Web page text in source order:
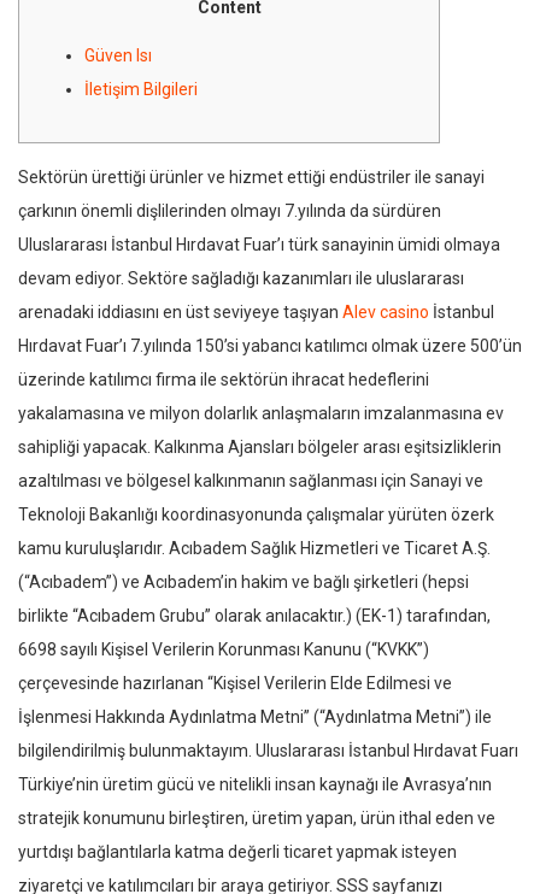
Content
Güven Isı
İletişim Bilgileri
Sektörün ürettiği ürünler ve hizmet ettiği endüstriler ile sanayi
çarkının önemli dişlilerinden olmayı 7.yılında da sürdüren
Uluslararası İstanbul Hırdavat Fuar’ı türk sanayinin ümidi olmaya
devam ediyor. Sektöre sağladığı kazanımları ile uluslararası
arenadaki iddiasını en üst seviyeye taşıyan Alev casino İstanbul
Hırdavat Fuar’ı 7.yılında 150’si yabancı katılımcı olmak üzere 500’ün
üzerinde katılımcı firma ile sektörün ihracat hedeflerini
yakalamasına ve milyon dolarlık anlaşmaların imzalanmasına ev
sahipliği yapacak. Kalkınma Ajansları bölgeler arası eşitsizliklerin
azaltılması ve bölgesel kalkınmanın sağlanması için Sanayi ve
Teknoloji Bakanlığı koordinasyonunda çalışmalar yürüten özerk
kamu kuruluşlarıdır. Acıbadem Sağlık Hizmetleri ve Ticaret A.Ş.
(“Acıbadem”) ve Acıbadem’in hakim ve bağlı şirketleri (hepsi
birlikte “Acıbadem Grubu” olarak anılacaktır.) (EK-1) tarafından,
6698 sayılı Kişisel Verilerin Korunması Kanunu (“KVKK”)
çerçevesinde hazırlanan “Kişisel Verilerin Elde Edilmesi ve
İşlenmesi Hakkında Aydınlatma Metni” (“Aydınlatma Metni”) ile
bilgilendirilmiş bulunmaktayım. Uluslararası İstanbul Hırdavat Fuarı
Türkiye’nin üretim gücü ve nitelikli insan kaynağı ile Avrasya’nın
stratejik konumunu birleştiren, üretim yapan, ürün ithal eden ve
yurtdışı bağlantılarla katma değerli ticaret yapmak isteyen
ziyaretçi ve katılımcıları bir araya getiriyor. SSS sayfanızı